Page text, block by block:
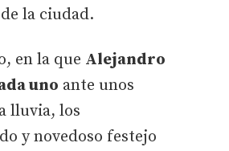
la ciudad.
en la que Alejandro
uno ante unos
lluvia, los
y novedoso festejo